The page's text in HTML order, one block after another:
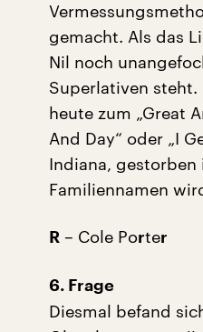
gemacht. Als das
Nil noch
Superlativen steht.
heute zum „Great
And Day“ oder „I
Indiana, gestorben
Familiennamen
R – Cole Porter
6. Frage
Diesmal befand